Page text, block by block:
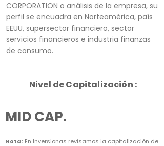
CORPORATION o análisis de la empresa, su
perfil se encuadra en Norteamérica, país
EEUU, supersector financiero, sector
servicios financieros e industria finanzas
de consumo.
Nivel de Capitalización :
MID CAP.
Nota: En Inversionas revisamos la capitalización de